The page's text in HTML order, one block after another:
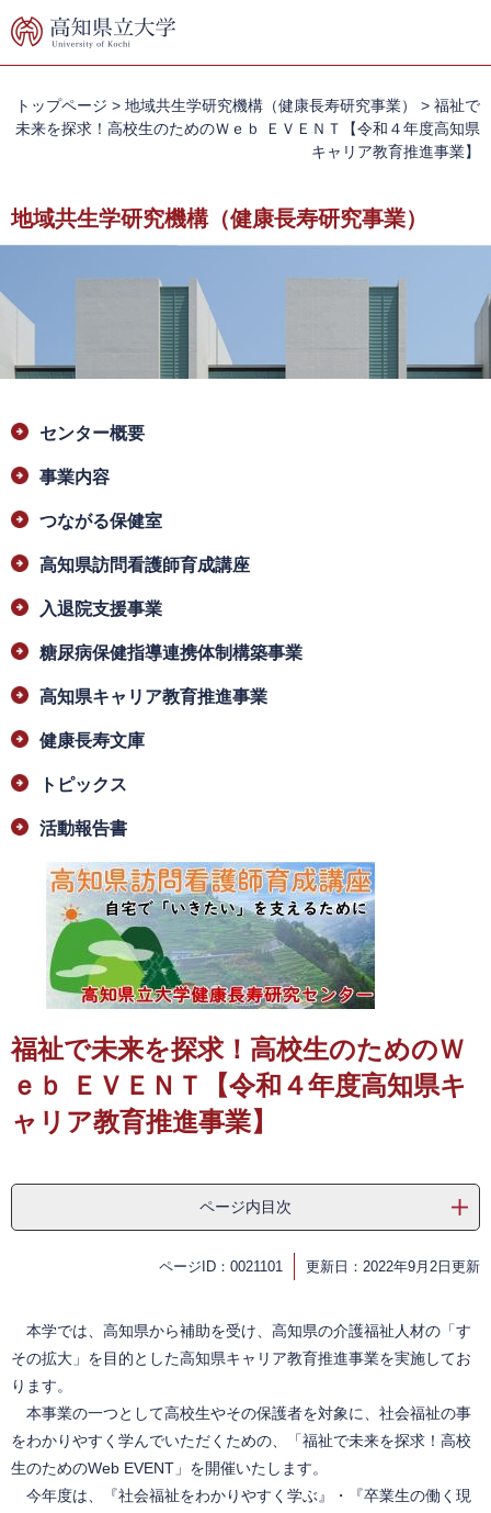
ー
ニ
本
文
トップページ > 地域共生学研究機構（健康長寿研究事業） > 福祉で
未来を探求！高校生のためのＷｅｂ ＥＶＥＮＴ【令和４年度高知県
キャリア教育推進事業】
地域共生学研究機構（健康長寿研究事業）
文
センター概要
事業内容
つながる保健室
高知県訪問看護師育成講座
入退院支援事業
糖尿病保健指導連携体制構築事業
高知県キャリア教育推進事業
健康長寿文庫
トピックス
活動報告書
福祉で未来を探求！高校生のためのＷ
ｅｂ ＥＶＥＮＴ【令和４年度高知県キ
ャリア教育推進事業】
ページ内目次
ページID：0021101 更新日：2022年9月2日更新
本学では、高知県から補助を受け、高知県の介護福祉人材の「す
その拡大」を目的とした高知県キャリア教育推進事業を実施してお
ります。
本事業の一つとして高校生やその保護者を対象に、社会福祉の事
をわかりやすく学んでいただくための、「福祉で未来を探求！高校
生のためのWeb EVENT」を開催いたします。
今年度は、『社会福祉をわかりやすく学ぶ』・『卒業生の働く現